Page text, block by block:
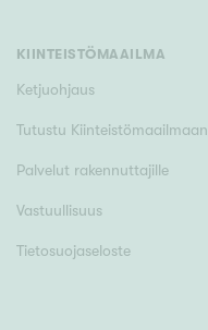
KIINTEISTÖMAAILMA
Ketjuohjaus
Tutustu Kiinteistömaailmaan
Palvelut rakennuttajille
Vastuullisuus
Tietosuojaseloste